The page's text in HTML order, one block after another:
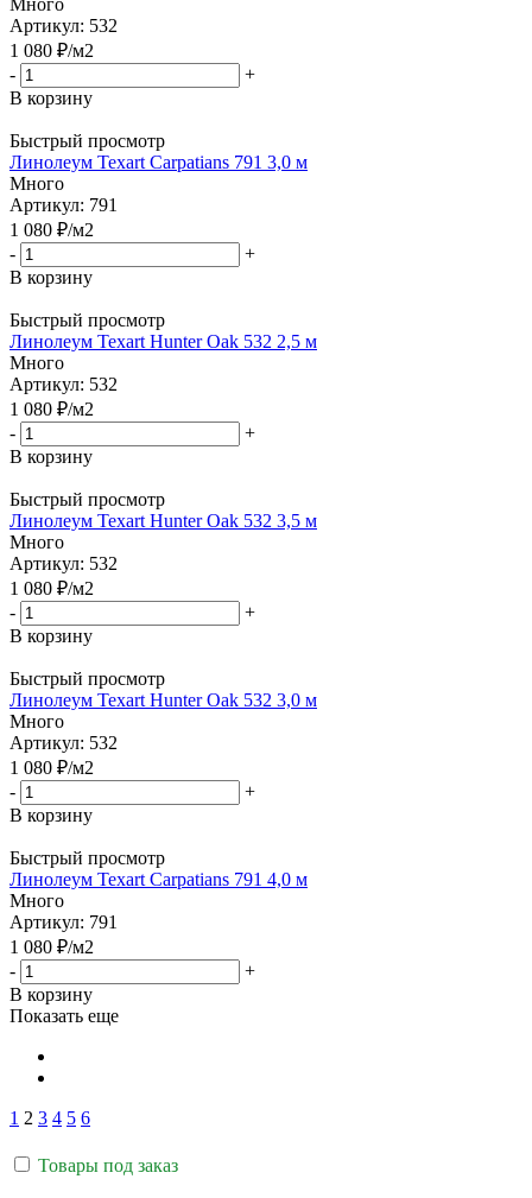
Артикул: 532
1 080 ₽/м2
-
+
В корзину
Быстрый просмотр
Линолеум Texart Carpatians 791 3,0 м
Много
Артикул: 791
1 080 ₽/м2
-
+
В корзину
Быстрый просмотр
Линолеум Texart Hunter Oak 532 2,5 м
Много
Артикул: 532
1 080 ₽/м2
-
+
В корзину
Быстрый просмотр
Линолеум Texart Hunter Oak 532 3,5 м
Много
Артикул: 532
1 080 ₽/м2
-
+
В корзину
Быстрый просмотр
Линолеум Texart Hunter Oak 532 3,0 м
Много
Артикул: 532
1 080 ₽/м2
-
+
В корзину
Быстрый просмотр
Линолеум Texart Carpatians 791 4,0 м
Много
Артикул: 791
1 080 ₽/м2
-
+
В корзину
Показать еще
1 2 3 4 5 6
Товары под заказ